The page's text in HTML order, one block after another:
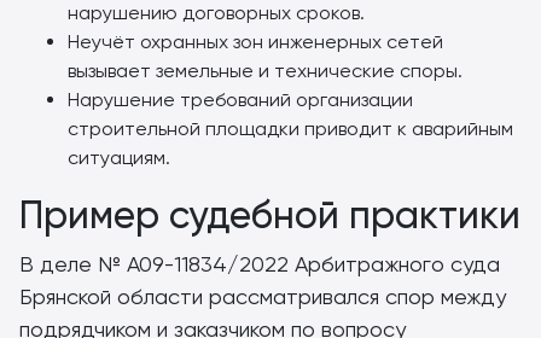
нарушению договорных сроков.
Неучёт охранных зон инженерных сетей
вызывает земельные и технические споры.
Нарушение требований организации
строительной площадки приводит к аварийным
ситуациям.
Пример судебной практики
В деле № А09-11834/2022 Арбитражного суда
Брянской области рассматривался спор между
подрядчиком и заказчиком по вопросу